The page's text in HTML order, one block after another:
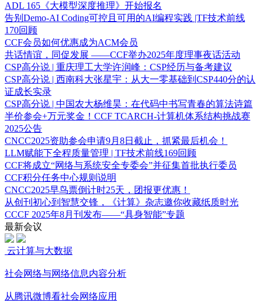
ADL 165《大模型深度推理》开始报名
告别Demo-AI Coding可控且可用的AI编程实践 |TF技术前线
170回顾
CCF会员如何优惠成为ACM会员
共话情谊，同促发展 ——CCF举办2025年度理事夜话活动
CSP高分说 | 重庆理工大学许润峰：CSP经历与备考建议
CSP高分说 | 西南科大张星宇：从大一零基础到CSP440分的认
证成长实录
CSP高分说 | 中国农大杨维昊：在代码中书写青春的算法诗篇
半价参会+万元奖金！CCF TCARCH-计算机体系结构挑战赛
2025公告
CNCC2025资助参会申请9月8日截止，抓紧最后机会！
LLM赋能下全程质量管理 | TF技术前线169回顾
CCF将成立“网络与系统安全专委会”并征集首批执行委员
CCF积分任务中心规则说明
CNCC2025早鸟票倒计时25天，团报更优惠！
从创刊初心到智慧交锋，《计算》杂志邀你收藏纸质时光
CCCF 2025年8月刊发布——“具身智能”专题
最新会议
云计算与大数据
社会网络与网络信息内容分析
从腾讯微博看社会网络应用